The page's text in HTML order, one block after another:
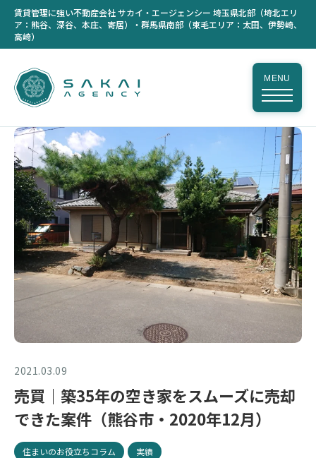
賃貸管理に強い不動産会社 サカイ・エージェンシー 埼玉県北部（埼北エリ
ア：熊谷、深谷、本庄、寄居）・群馬県南部（東毛エリア：太田、伊勢崎、
高崎）
MENU
2021.03.09
売買｜築35年の空き家をスムーズに売却
できた案件（熊谷市・2020年12月）
住まいのお役立ちコラム 実績